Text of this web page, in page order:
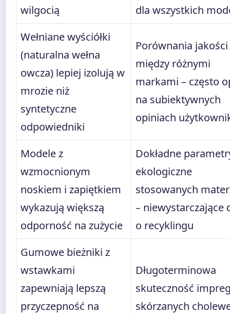
wilgocią
dla wszystkich
Wełniane wyściółki
(naturalna wełna
owcza) lepiej izolują w
mrozie niż
syntetyczne
odpowiedniki
Porównania jakości
między różnymi
markami – często
na subiektywnych
opiniach
Modele z
wzmocnionym
noskiem i zapiętkiem
wykazują większą
odporność na zużycie
Dokładne
ekologiczne
stosowanych
– niewystarczające
o recyklingu
Gumowe bieżniki z
wstawkami
zapewniają lepszą
przyczepność na
Długoterminowa
skuteczność
skórzanych